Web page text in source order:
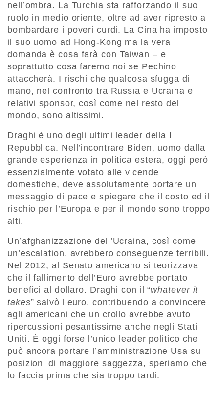
nell’ombra. La Turchia sta rafforzando il suo
ruolo in medio oriente, oltre ad aver ripresto a
bombardare i poveri curdi. La Cina ha imposto
il suo uomo ad Hong-Kong ma la vera
domanda è cosa farà con Taiwan – e
soprattutto cosa faremo noi se Pechino
attaccherà. I rischi che qualcosa sfugga di
mano, nel confronto tra Russia e Ucraina e
relativi sponsor, così come nel resto del
mondo, sono altissimi.
Draghi è uno degli ultimi leader della I
Repubblica. Nell’incontrare Biden, uomo dalla
grande esperienza in politica estera, oggi però
essenzialmente votato alle vicende
domestiche, deve assolutamente portare un
messaggio di pace e spiegare che il costo ed il
rischio per l’Europa e per il mondo sono troppo
alti.
Un’afghanizzazione dell’Ucraina, così come
un’escalation, avrebbero conseguenze terribili.
Nel 2012, al Senato americano si teorizzava
che il fallimento dell’Euro avrebbe portato
benefici al dollaro. Draghi con il “whatever it
takes” salvò l’euro, contribuendo a convincere
agli americani che un crollo avrebbe avuto
ripercussioni pesantissime anche negli Stati
Uniti. È oggi forse l’unico leader politico che
può ancora portare l’amministrazione Usa su
posizioni di maggiore saggezza, speriamo che
lo faccia prima che sia troppo tardi.